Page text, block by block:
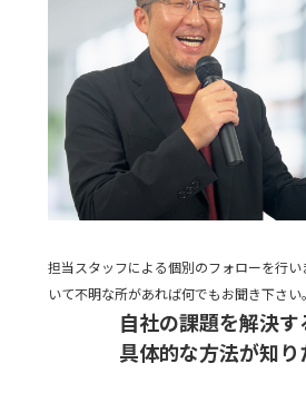
担当スタッフによる個別のフォローを行
いて不明な所があれば何でもお聞き下さい。
自社の課題を解決す
具体的な方法が知り